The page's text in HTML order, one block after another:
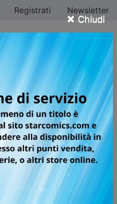
× Chiudi
Registrati Newsletter
(Web manga)
di kaiju è tra i più alti
creature portatrici di
quotidianamente. Kafka
specializzata
dei kaiju, un tempo